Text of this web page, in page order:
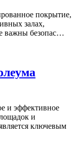
покрытие,
залах,
важны безопас…
и эффективное
и
ключевым